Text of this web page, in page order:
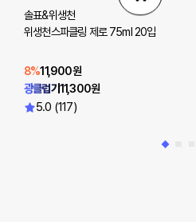
솔표&위생천
위생천스파클링 제로 75ml 20입
8%11,900원
광클럽가11,300원
5.0 (117)